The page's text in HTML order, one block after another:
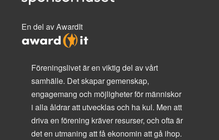
En del av AwardIt
Föreningslivet är en viktig del av vårt
samhälle. Det skapar gemenskap,
engagemang och möjligheter för människor
i alla åldrar att utvecklas och ha kul. Men att
driva en förening kräver resurser, och ofta är
det en utmaning att få ekonomin att gå ihop.